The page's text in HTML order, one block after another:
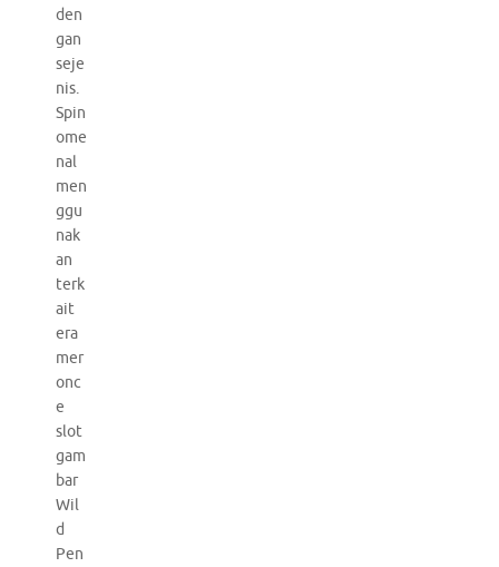
den
gan
seje
nis.
Spin
ome
nal
men
ggu
nak
an
terk
ait
era
mer
onc
e
slot
gam
bar
Wil
d
Pen